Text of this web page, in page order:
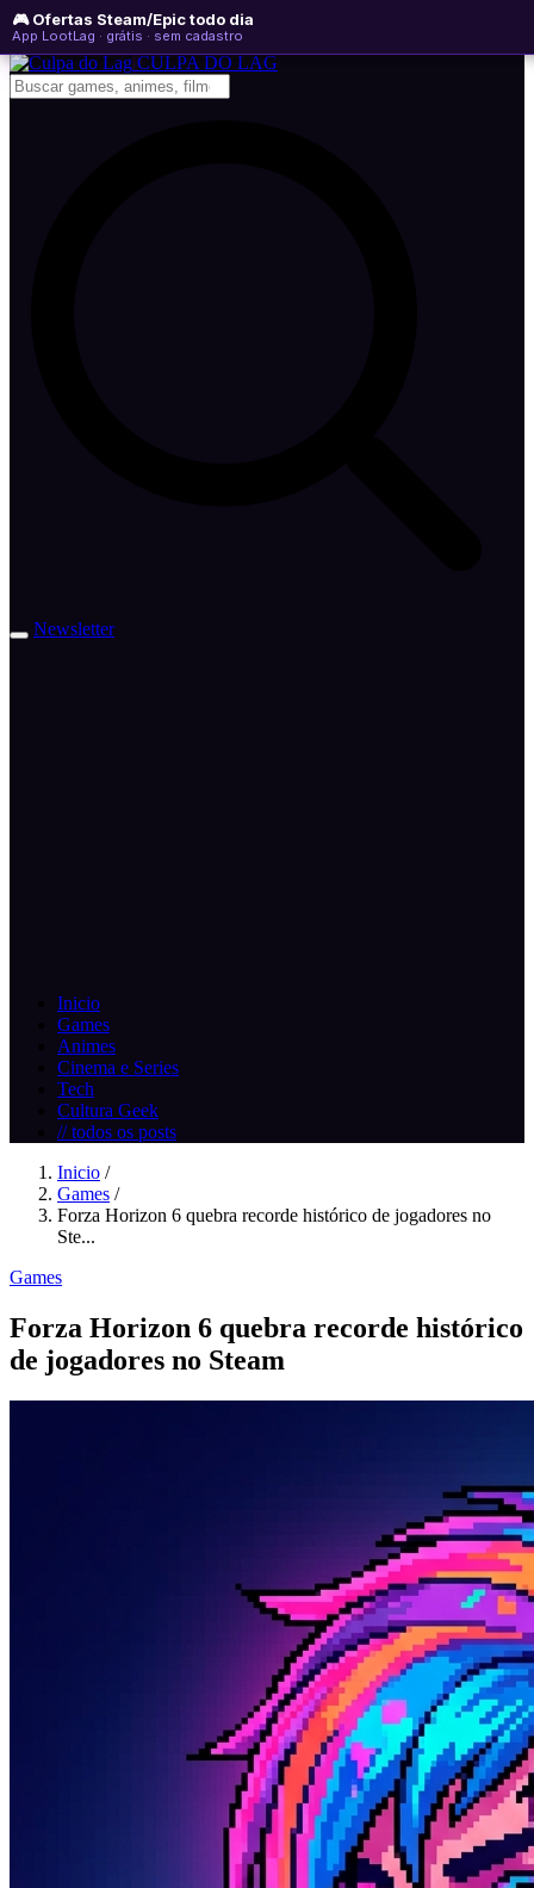
🎮 Ofertas Steam/Epic todo dia
App LootLag · grátis · sem cadastro
sábado, 08 de agosto de 2026 WhatsApp
Newsletter
CULPA DO LAG
Newsletter
Inicio
Games
Animes
Cinema e Series
Tech
Cultura Geek
// todos os posts
Inicio /
Games /
Forza Horizon 6 quebra recorde histórico de jogadores no
Ste...
Games
Forza Horizon 6 quebra recorde histórico
de jogadores no Steam